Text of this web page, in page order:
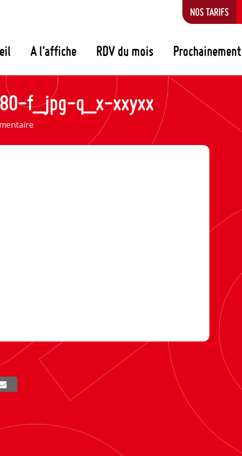
A l’affiche RDV du mois Prochainement
NOS TARIFS
f_jpg-q_x-xxyxx